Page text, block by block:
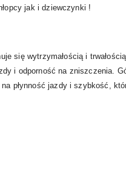
jak i dziewczynki !
się wytrzymałością i
i odporność na zniszczenia.
płynność jazdy i szybkość,